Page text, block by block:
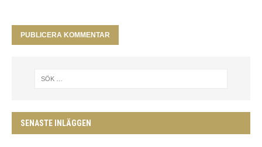
SENASTE INLÄGGEN